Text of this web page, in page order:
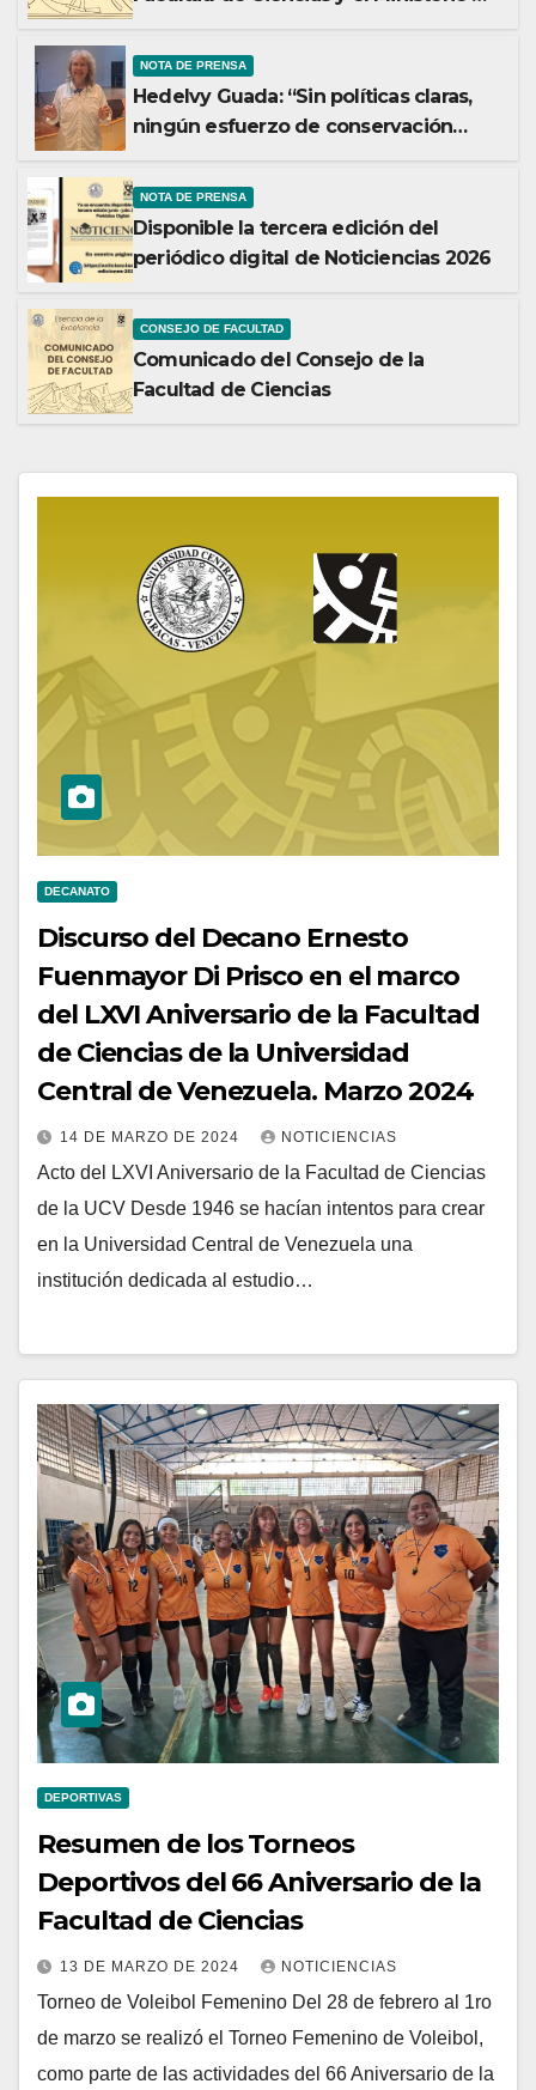
NOTA DE PRENSA
Hedelvy Guada: “Sin políticas claras,
ningún esfuerzo de conservación
NOTA DE PRENSA
Disponible la tercera edición del
periódico digital de Noticiencias 2026
CONSEJO DE FACULTAD
Comunicado del Consejo de la
Facultad de Ciencias
DECANATO
Discurso del Decano Ernesto
Fuenmayor Di Prisco en el marco
del LXVI Aniversario de la Facultad
de Ciencias de la Universidad
Central de Venezuela. Marzo 2024
14 DE MARZO DE 2024 NOTICIENCIAS
Acto del LXVI Aniversario de la Facultad de Ciencias
de la UCV Desde 1946 se hacían intentos para crear
en la Universidad Central de Venezuela una
institución dedicada al estudio…
DEPORTIVAS
Resumen de los Torneos
Deportivos del 66 Aniversario de la
Facultad de Ciencias
13 DE MARZO DE 2024 NOTICIENCIAS
Torneo de Voleibol Femenino Del 28 de febrero al 1ro
de marzo se realizó el Torneo Femenino de Voleibol,
como parte de las actividades del 66 Aniversario de la